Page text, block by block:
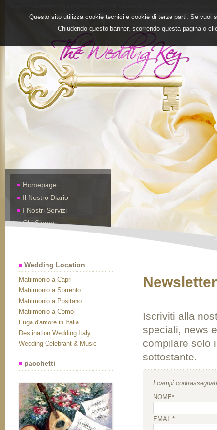
Questo sito utilizza cookie tecnici e cookie di terze parti. Se vuoi
Chiudendo questo banner, scorrendo questa pagina o
Homepage
Il Nostro Diario
I Nostri Servizi
Chi Siamo
Newsletter
Iscriviti alla
speciali, news
compilare solo
sottostante.
I campi
NOME*
EMAIL*
Wedding Location
Matrimonio a Capri
Matrimonio a Sorrento
Matrimonio a Positano
Matrimonio a Como
Fuga d'amore in Italia
Destination Wedding Italy
Wedding Celebrant & Music
pacchetti